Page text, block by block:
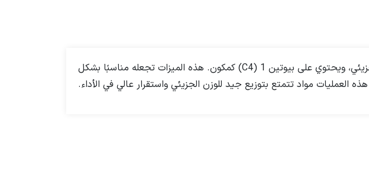
HD3840UA هو نوع من البولي إيثيلين خطي ذو كثافة متوسطة وتوزيع ضيق للوزن الجزيئي، ويحتوي على بيوتين 1 (C4) كمكون. هذه الميزات تجعله مناسبًا بشكل
مواد تتمتع بتوزيع جيد للوزن الجزيئي واستقرار عالي في الأداء.